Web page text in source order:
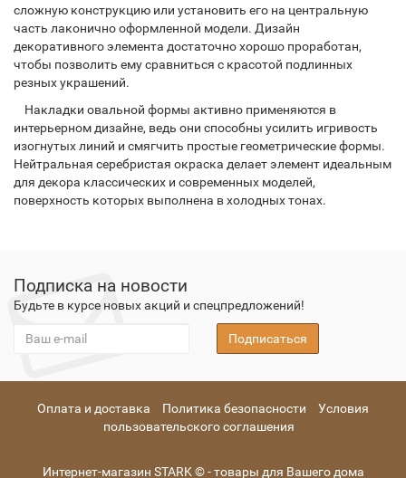
сложную конструкцию или установить его на центральную
часть лаконично оформленной модели. Дизайн
декоративного элемента достаточно хорошо проработан,
чтобы позволить ему сравниться с красотой подлинных
резных украшений.
Накладки овальной формы активно применяются в
интерьерном дизайне, ведь они способны усилить игривость
изогнутых линий и смягчить простые геометрические формы.
Нейтральная серебристая окраска делает элемент идеальным
для декора классических и современных моделей,
поверхность которых выполнена в холодных тонах.
Подписка на новости
Будьте в курсе новых акций и спецпредложений!
Подписаться
Оплата и доставка Политика безопасности
Условия
пользовательского соглашения
Интернет-магазин STARK © - товары для Вашего дома